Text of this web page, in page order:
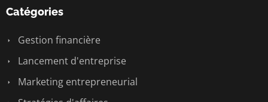
Catégories
Gestion financière
Lancement d'entreprise
Marketing entrepreneurial